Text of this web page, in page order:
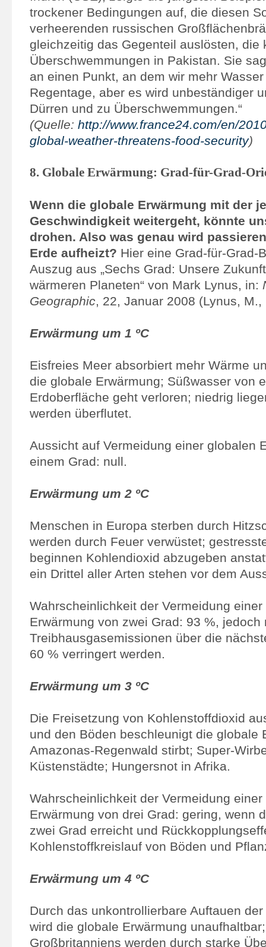
trockener Bedingungen auf, die diesen
verheerenden russischen
gleichzeitig das Gegenteil auslösten, die
Überschwemmungen in Pakistan. Sie
an einen Punkt, an dem wir mehr
Regentage, aber es wird unbeständiger
Dürren und zu Überschwemmungen.“
(Quelle: http://www.france24.com/en/
global-weather-threatens-food-security)
8. Globale Erwärmung: Grad-für-Grad-
Wenn die globale Erwärmung mit der
Geschwindigkeit weitergeht, könnte
drohen. Also was genau wird
Erde aufheizt? Hier eine Grad-für-Grad-
Auszug aus „Sechs Grad: Unsere
wärmeren Planeten“ von Mark Lynus, in:
Geographic, 22, Januar 2008 (Lynus, M.,
Erwärmung um 1 ºC
Eisfreies Meer absorbiert mehr Wärme
die globale Erwärmung; Süßwasser von
Erdoberfläche geht verloren; niedrig
werden überflutet.
Aussicht auf Vermeidung einer globalen
einem Grad: null.
Erwärmung um 2 ºC
Menschen in Europa sterben durch
werden durch Feuer verwüstet;
beginnen Kohlendioxid abzugeben
ein Drittel aller Arten stehen vor dem
Wahrscheinlichkeit der Vermeidung einer
Erwärmung von zwei Grad: 93 %, jedoch
Treibhausgasemissionen über die
60 % verringert werden.
Erwärmung um 3 ºC
Die Freisetzung von Kohlenstoffdioxid
und den Böden beschleunigt die globale
Amazonas-Regenwald stirbt; Super-
Küstenstädte; Hungersnot in Afrika.
Wahrscheinlichkeit der Vermeidung einer
Erwärmung von drei Grad: gering, wenn
zwei Grad erreicht und
Kohlenstoffkreislauf von Böden und
Erwärmung um 4 ºC
Durch das unkontrollierbare Auftauen
wird die globale Erwärmung
Großbritanniens werden durch starke